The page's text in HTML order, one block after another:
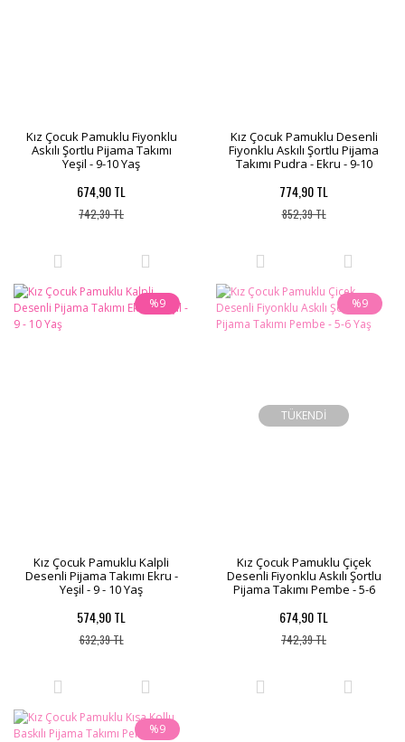
Kız Çocuk Pamuklu Fiyonklu
Askılı Şortlu Pijama Takımı
Yeşil - 9-10 Yaş
674,90 TL
742,39 TL
Kız Çocuk Pamuklu Desenli
Fiyonklu Askılı Şortlu Pijama
Takımı Pudra - Ekru - 9-10
774,90 TL
852,39 TL
%9
Kız Çocuk Pamuklu Kalpli
Desenli Pijama Takımı Ekru -
Yeşil - 9 - 10 Yaş
574,90 TL
632,39 TL
%9
TÜKENDİ
Kız Çocuk Pamuklu Çiçek
Desenli Fiyonklu Askılı Şortlu
Pijama Takımı Pembe - 5-6
674,90 TL
742,39 TL
%9